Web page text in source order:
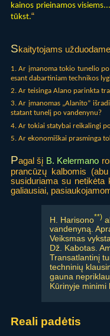
kainos prieinamos
tūkst.“
Skaitytojams
1. Ar įmanoma tokio tunelio
esant dabartiniam technikos
2. Ar teisinga Alano parinkta
3. Ar įmanomas „Alanito”
statant tunelį po vandenynu?
4. Ar tokiai statybai reikalingi
5. Ar ekonomiškai prasminga
Pagal šį B. Kelermano
prancūzų kalbomis
susiduriama su netikėta
galiausiai,
H. Harisono**)
vandenyną.
Veiksmas
Dž. Kabotas.
Transatlantinį
techninių
gauna
Kūrinyje
Reali padėtis